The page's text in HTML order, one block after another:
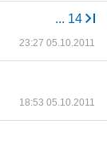
... 14
23:27 05.10.2011
18:53 05.10.2011